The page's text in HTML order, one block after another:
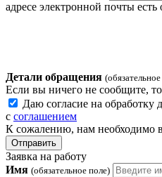
адресе электронной почты
Детали обращения
Если вы ничего не сообщите,
Даю согласие на обработку
с соглашением
К сожалению, нам необходимо
Отправить
Заявка на работу
Имя (обязательное поле)